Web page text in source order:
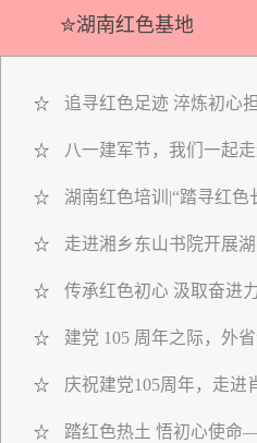
✮湖南红色基地
☆ 追寻红色足迹 淬炼初心
☆ 八一建军节，我们一起
☆ 湖南红色培训|“踏寻红色
☆ 走进湘乡东山书院开展
☆ 传承红色初心 汲取奋进
☆ 建党 105 周年之际，外
☆ 庆祝建党105周年，走进
☆ 踏红色热土 悟初心使